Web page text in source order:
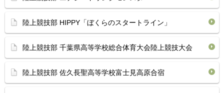
陸上競技部 HIPPY「ぼくらのスタートライン」
陸上競技部 千葉県高等学校総合体育大会陸上競技大会
陸上競技部 佐久長聖高等学校富士見高原合宿